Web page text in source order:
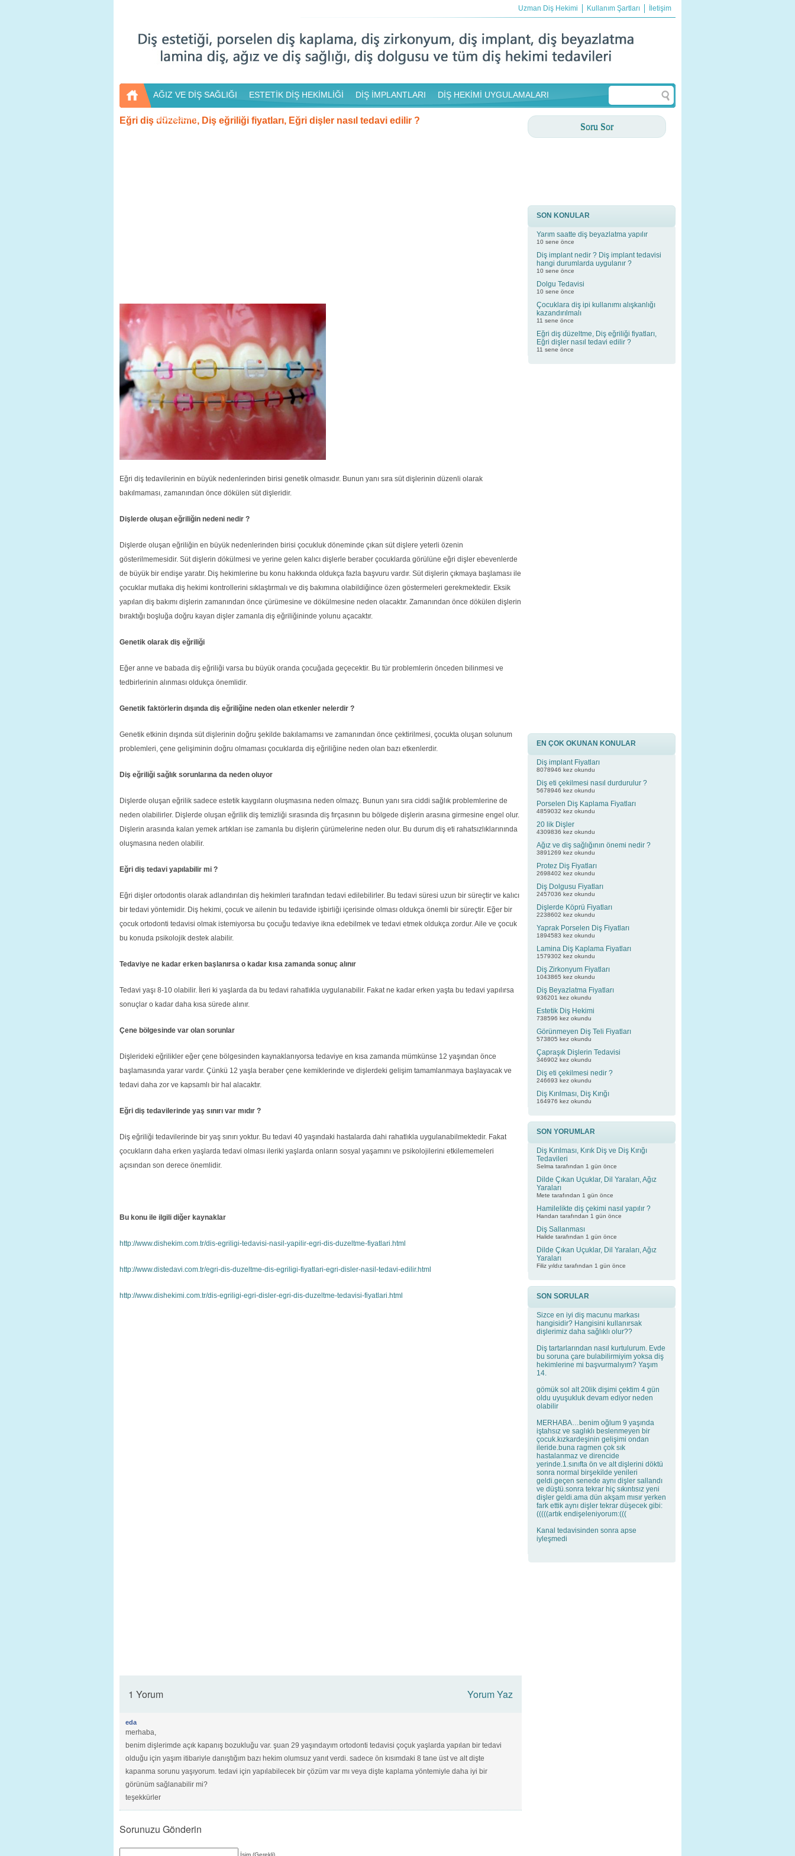
Uzman Diş Hekimi Kullanım Şartları İletişim
AĞIZ VE DİŞ SAĞLIĞI ESTETİK DİŞ HEKİMLİĞİ DİŞ İMPLANTLARI DİŞ HEKİMİ UYGULAMALARI
DİŞ HEKİMİ
Eğri diş düzeltme, Diş eğriliği fiyatları, Eğri dişler nasıl tedavi edilir ?
Eğri diş tedavilerinin en büyük nedenlerinden birisi genetik olmasıdır. Bunun yanı sıra süt dişlerinin düzenli olarak
bakılmaması, zamanından önce dökülen süt dişleridir.
Dişlerde oluşan eğriliğin nedeni nedir ?
Dişlerde oluşan eğriliğin en büyük nedenlerinden birisi çocukluk döneminde çıkan süt dişlere yeterli özenin
gösterilmemesidir. Süt dişlerin dökülmesi ve yerine gelen kalıcı dişlerle beraber çocuklarda görülüne eğri dişler ebevenlerde
de büyük bir endişe yaratır. Diş hekimlerine bu konu hakkında oldukça fazla başvuru vardır. Süt dişlerin çıkmaya başlaması ile
çocuklar mutlaka diş hekimi kontrollerini sıklaştırmalı ve diş bakımına olabildiğince özen göstermeleri gerekmektedir. Eksik
yapılan diş bakımı dişlerin zamanından önce çürümesine ve dökülmesine neden olacaktır. Zamanından önce dökülen dişlerin
bıraktığı boşluğa doğru kayan dişler zamanla diş eğriliğininde yolunu açacaktır.
Genetik olarak diş eğriliği
Eğer anne ve babada diş eğriliği varsa bu büyük oranda çocuğada geçecektir. Bu tür problemlerin önceden bilinmesi ve
tedbirlerinin alınması oldukça önemlidir.
Genetik faktörlerin dışında diş eğriliğine neden olan etkenler nelerdir ?
Genetik etkinin dışında süt dişlerinin doğru şekilde bakılamamsı ve zamanından önce çektirilmesi, çocukta oluşan solunum
problemleri, çene gelişiminin doğru olmaması çocuklarda diş eğriliğine neden olan bazı etkenlerdir.
Diş eğriliği sağlık sorunlarına da neden oluyor
Dişlerde oluşan eğrilik sadece estetik kaygıların oluşmasına neden olmazç. Bunun yanı sıra ciddi sağlık problemlerine de
neden olabilirler. Dişlerde oluşan eğrilik diş temizliği sırasında diş fırçasının bu bölgede dişlerin arasına girmesine engel olur.
Dişlerin arasında kalan yemek artıkları ise zamanla bu dişlerin çürümelerine neden olur. Bu durum diş eti rahatsızlıklarınında
oluşmasına neden olabilir.
Eğri diş tedavi yapılabilir mi ?
Eğri dişler ortodontis olarak adlandırılan diş hekimleri tarafından tedavi edilebilirler. Bu tedavi süresi uzun bir süreçtir ve kalıcı
bir tedavi yöntemidir. Diş hekimi, çocuk ve ailenin bu tedavide işbirliği içerisinde olması oldukça önemli bir süreçtir. Eğer bir
çocuk ortodonti tedavisi olmak istemiyorsa bu çocuğu tedaviye ikna edebilmek ve tedavi etmek oldukça zordur. Aile ve çocuk
bu konuda psikolojik destek alabilir.
Tedaviye ne kadar erken başlanırsa o kadar kısa zamanda sonuç alınır
Tedavi yaşı 8-10 olabilir. İleri ki yaşlarda da bu tedavi rahatlıkla uygulanabilir. Fakat ne kadar erken yaşta bu tedavi yapılırsa
sonuçlar o kadar daha kısa sürede alınır.
Çene bölgesinde var olan sorunlar
Dişlerideki eğrilikler eğer çene bölgesinden kaynaklanıyorsa tedaviye en kısa zamanda mümkünse 12 yaşından önce
başlamasında yarar vardır. Çünkü 12 yaşla beraber çene kemiklerinde ve dişlerdeki gelişim tamamlanmaya başlayacak ve
tedavi daha zor ve kapsamlı bir hal alacaktır.
Eğri diş tedavilerinde yaş sınırı var mıdır ?
Diş eğriliği tedavilerinde bir yaş sınırı yoktur. Bu tedavi 40 yaşındaki hastalarda dahi rahatlıkla uygulanabilmektedir. Fakat
çocukların daha erken yaşlarda tedavi olması ileriki yaşlarda onların sosyal yaşamını ve psikolojilerini etkilememeleri
açısından son derece önemlidir.
Bu konu ile ilgili diğer kaynaklar
http://www.dishekim.com.tr/dis-egriligi-tedavisi-nasil-yapilir-egri-dis-duzeltme-fiyatlari.html
http://www.distedavi.com.tr/egri-dis-duzeltme-dis-egriligi-fiyatlari-egri-disler-nasil-tedavi-edilir.html
http://www.dishekimi.com.tr/dis-egriligi-egri-disler-egri-dis-duzeltme-tedavisi-fiyatlari.html
1 Yorum Yorum Yaz
eda
merhaba,
benim dişlerimde açık kapanış bozukluğu var. şuan 29 yaşındayım ortodonti tedavisi çoçuk yaşlarda yapılan bir tedavi
olduğu için yaşım itibariyle danıştığım bazı hekim olumsuz yanıt verdi. sadece ön kısımdaki 8 tane üst ve alt dişte
kapanma sorunu yaşıyorum. tedavi için yapılabilecek bir çözüm var mı veya dişte kaplama yöntemiyle daha iyi bir
görünüm sağlanabilir mi?
teşekkürler
Sorunuzu Gönderin
İsim (Gerekli)
Soru Sor
SON KONULAR
Yarım saatte diş beyazlatma yapılır
10 sene önce
Diş implant nedir ? Diş implant tedavisi
hangi durumlarda uygulanır ?
10 sene önce
Dolgu Tedavisi
10 sene önce
Çocuklara diş ipi kullanımı alışkanlığı
kazandırılmalı
11 sene önce
Eğri diş düzeltme, Diş eğriliği fiyatları,
Eğri dişler nasıl tedavi edilir ?
11 sene önce
EN ÇOK OKUNAN KONULAR
Diş implant Fiyatları
8078946 kez okundu
Diş eti çekilmesi nasıl durdurulur ?
5678946 kez okundu
Porselen Diş Kaplama Fiyatları
4859032 kez okundu
20 lik Dişler
4309836 kez okundu
Ağız ve diş sağlığının önemi nedir ?
3891269 kez okundu
Protez Diş Fiyatları
2698402 kez okundu
Diş Dolgusu Fiyatları
2457036 kez okundu
Dişlerde Köprü Fiyatları
2238602 kez okundu
Yaprak Porselen Diş Fiyatları
1894583 kez okundu
Lamina Diş Kaplama Fiyatları
1579302 kez okundu
Diş Zirkonyum Fiyatları
1043865 kez okundu
Diş Beyazlatma Fiyatları
936201 kez okundu
Estetik Diş Hekimi
738596 kez okundu
Görünmeyen Diş Teli Fiyatları
573805 kez okundu
Çapraşık Dişlerin Tedavisi
346902 kez okundu
Diş eti çekilmesi nedir ?
246693 kez okundu
Diş Kırılması, Diş Kırığı
164976 kez okundu
SON YORUMLAR
Diş Kırılması, Kırık Diş ve Diş Kırığı
Tedavileri
Selma tarafından 1 gün önce
Dilde Çıkan Uçuklar, Dil Yaraları, Ağız
Yaraları
Mete tarafından 1 gün önce
Hamilelikte diş çekimi nasıl yapılır ?
Handan tarafından 1 gün önce
Diş Sallanması
Halide tarafından 1 gün önce
Dilde Çıkan Uçuklar, Dil Yaraları, Ağız
Yaraları
Filiz yıldız tarafından 1 gün önce
SON SORULAR
Sizce en iyi diş macunu markası
hangisidir? Hangisini kullanırsak
dişlerimiz daha sağlıklı olur??
Diş tartarlarından nasıl kurtulurum. Evde
bu soruna çare bulabilirmiyim yoksa diş
hekimlerine mi başvurmalıyım? Yaşım
14.
gömük sol alt 20lik dişimi çektim 4 gün
oldu uyuşukluk devam ediyor neden
olabilir
MERHABA…benim oğlum 9 yaşında
iştahsız ve saglıklı beslenmeyen bir
çocuk.kızkardeşinin gelişimi ondan
ileride.buna ragmen çok sık
hastalanmaz ve direncide
yerinde.1.sınıfta ön ve alt dişlerini döktü
sonra normal birşekilde yenileri
geldi.geçen senede aynı dişler sallandı
ve düştü.sonra tekrar hiç sıkıntısız yeni
dişler geldi.ama dün akşam mısır yerken
fark ettik aynı dişler tekrar düşecek gibi:
(((((artık endişeleniyorum:(((
Kanal tedavisinden sonra apse
iyleşmedi